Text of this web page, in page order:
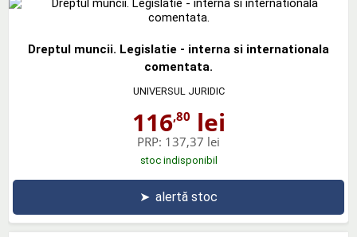
Dreptul muncii. Legislatie - interna si internationala
comentata.
UNIVERSUL JURIDIC
116,80 lei
PRP: 137,37 lei
stoc indisponibil
➤ alertă stoc